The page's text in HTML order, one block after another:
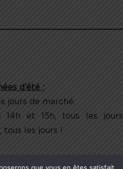
d’été :
jours de marché.
14h et 15h, tous les jours
tous les jours !